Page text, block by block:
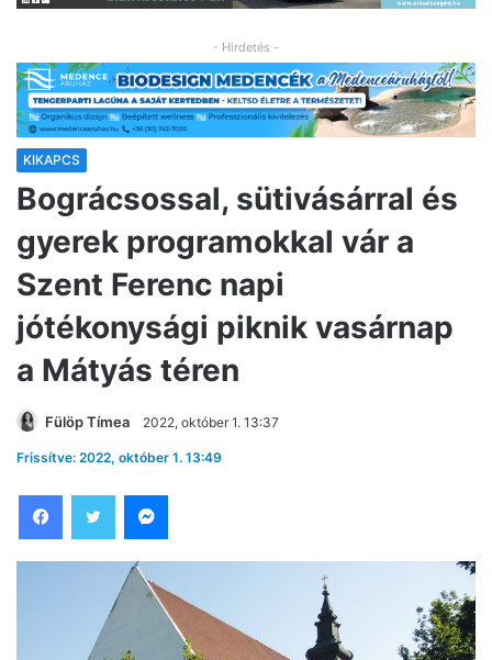
- Hirdetés -
KIKAPCS
Bográcsossal, sütivásárral és
gyerek programokkal vár a
Szent Ferenc napi
jótékonysági piknik vasárnap
a Mátyás téren
Fülöp Tímea 2022, október 1. 13:37
Frissítve: 2022, október 1. 13:49